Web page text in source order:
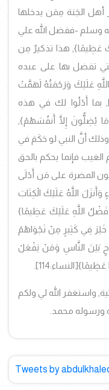
أهل الجَنة مِمَن يدخلها
وسلم -ففضل الله علي
عَظِيمًا} هذا تذكيرٌ مِن
تفضل بها على عبده
عَلَيْكَ وَرَحْمَتُهُ لَهَمَّتْ
بما أَدْلُوا لك في هذه
يُضِلُّونَ إِلَّا أَنفُسَهُمْ},
وذلك أنَّ النبي لو حَكَمَ في
فإنما يحكم بالحق
المضرة على مَن أَدْلَى
اللَّهُ عَلَيْكَ الْكِتَابَ
فَضْلُ اللَّهِ عَلَيْكَ عَظِيمًا}
خَيْرَ فِي كَثِيرٍ مِنْ نَجْوَاهُمْ
بَيْنَ النَّاسِ وَمَنْ يَفْعَلْ
عَظِيمًا}[النساء:114].
واستغفر الله لي ولكم
ورسوله محمد.
Tweets by